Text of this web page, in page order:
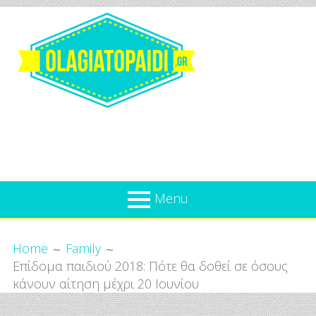
content
Menu
Για
το
Παιδί
Επικαιρότητα
Προσφορές
Home
Family
Επίδομα παιδιού 2018: Πότε θα δοθεί σε όσους
κάνουν αίτηση μέχρι 20 Ιουνίου